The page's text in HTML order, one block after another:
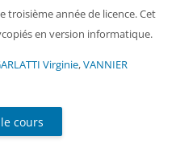
troisième année de licence. Cet
en version informatique.
Virginie,VANNIER
cours